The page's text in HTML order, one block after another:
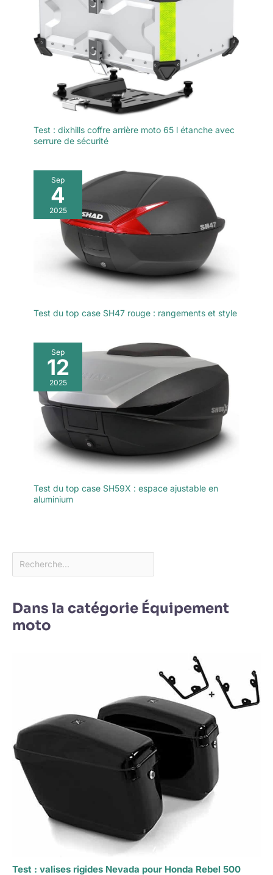
Test : dixhills coffre arrière moto 65 l étanche avec
serrure de sécurité
Sep
4
2025
Test du top case SH47 rouge : rangements et style
Sep
12
2025
Test du top case SH59X : espace ajustable en
aluminium
Dans la catégorie Équipement
moto
Test : valises rigides Nevada pour Honda Rebel 500